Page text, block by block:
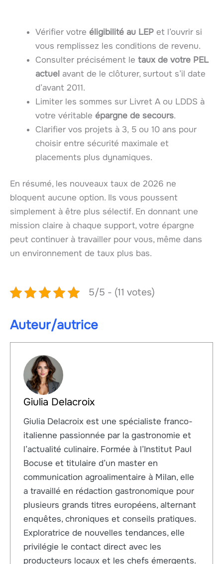
Vérifier votre éligibilité au LEP et l’ouvrir si
vous remplissez les conditions de revenu.
Consulter précisément le taux de votre PEL
actuel avant de le clôturer, surtout s’il date
d’avant 2011.
Limiter les sommes sur Livret A ou LDDS à
votre véritable épargne de secours.
Clarifier vos projets à 3, 5 ou 10 ans pour
choisir entre sécurité maximale et
placements plus dynamiques.
En résumé, les nouveaux taux de 2026 ne
bloquent aucune option. Ils vous poussent
simplement à être plus sélectif. En donnant une
mission claire à chaque support, votre épargne
peut continuer à travailler pour vous, même dans
un environnement de taux plus bas.
5/5 - (11 votes)
Auteur/autrice
Giulia Delacroix
Giulia Delacroix est une spécialiste franco-
italienne passionnée par la gastronomie et
l’actualité culinaire. Formée à l’Institut Paul
Bocuse et titulaire d’un master en
communication agroalimentaire à Milan, elle
a travaillé en rédaction gastronomique pour
plusieurs grands titres européens, alternant
enquêtes, chroniques et conseils pratiques.
Exploratrice de nouvelles tendances, elle
privilégie le contact direct avec les
producteurs locaux et les chefs émergents.